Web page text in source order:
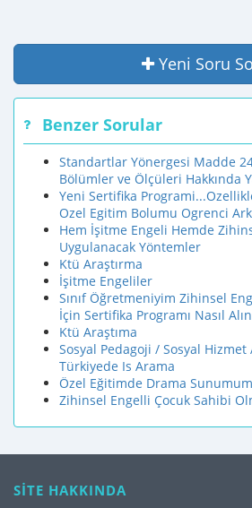
Yeni Soru
Benzer Sorular
Standartlar Yönergesi Madde
Bölümler ve Ölçüleri Hakkında
Yeni Sertifika
Ozel Egitim Bolumu Ogrenci
Hem İşitme Engeli Hemde
Uygulanacak Yöntemler
Ktü Araştırma
İşitme Engeliler
Sınıf Öğretmeniyim Zihinsel
İçin Sertifika Programı Nasıl
Ktü Araştıma
Sosyal Pedagoji / Sosyal
Türkiyede Is Arama
Özel Eğitimde Drama Sunumum
Zihinsel Engelli Çocuk Sahibi
SİTE HAKKINDA